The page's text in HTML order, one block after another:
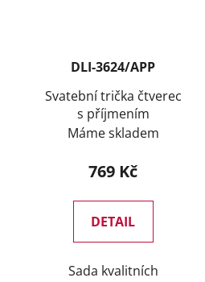
DLI-3624/APP
Svatební trička čtverec
s příjmením
Máme skladem
769 Kč
DETAIL
Sada kvalitních